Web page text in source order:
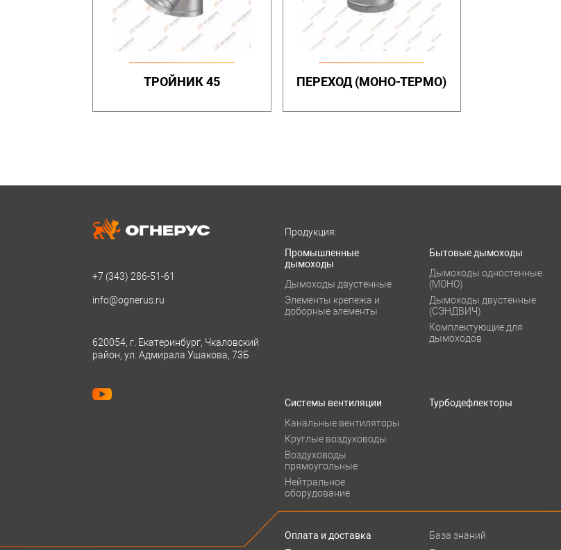
ТРОЙНИК 45 ПЕРЕХОД (МОНО-ТЕРМО)
+7 (343) 286-51-61
info@ognerus.ru
620054, г. Екатеринбург, Чкаловский
район, ул. Адмирала Ушакова, 73Б
Продукция:
Промышленные
дымоходы
Дымоходы двустенные
Элементы крепежа и
доборные элементы
Бытовые дымоходы
Дымоходы одностенные
(МОНО)
Дымоходы двустенные
(СЭНДВИЧ)
Комплектующие для
дымоходов
Системы вентиляции
Канальные вентиляторы
Круглые воздуховоды
Воздуховоды
прямоугольные
Нейтральное
оборудование
Турбодефлекторы
Оплата и доставка
База знаний